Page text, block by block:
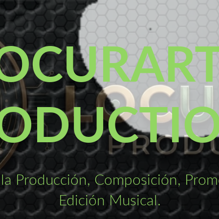
Producción, Composición,
Edición Musical.